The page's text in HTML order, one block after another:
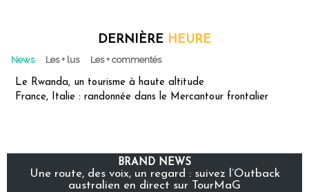
DERNIÈRE HEURE
News Les + lus Les + commentés
Le Rwanda, un tourisme à haute altitude
France, Italie : randonnée dans le Mercantour frontalier
BRAND NEWS
Une route, des voix, un regard : suivez l’Outback
australien en direct sur TourMaG